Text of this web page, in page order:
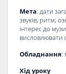
Мета: дати
звуків, ритм;
інтерес до
висловлювати
Обладнання:
Хід уроку